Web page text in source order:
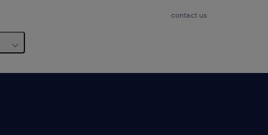
contact us